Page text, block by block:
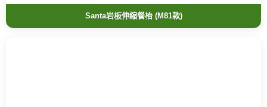
Santa岩板伸縮餐枱 (M81款)